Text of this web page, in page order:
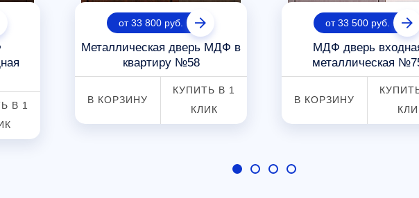
В 1
от 33 800 руб.
Металлическая дверь МДФ в
квартиру №58
В КОРЗИНУ
КУПИТЬ В 1
КЛИК
от 33 500 руб.
МДФ дверь
металлическая
В КОРЗИНУ